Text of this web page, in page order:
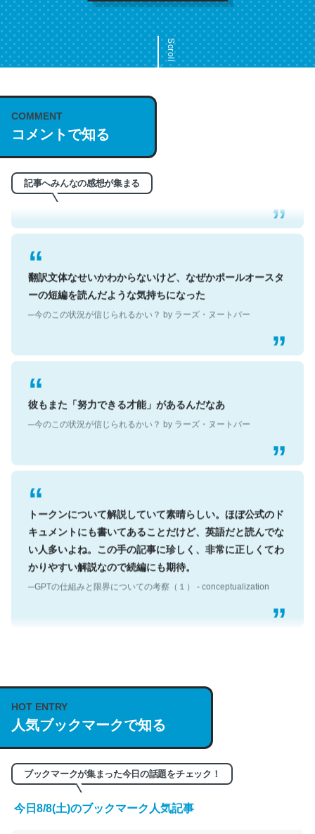
Scroll
COMMENT
コメントで知る
記事へみんなの感想が集まる
これは名文。彼はとてもクレバーなんだろうなと凄く思
う。英語少しでも読める人は原文もお勧め。自分はこの流
れ好き。Let’s Fucking Go. Then Covid hit. Shit.
─今のこの状況が信じられるかい？ by ラーズ・ヌートバー
翻訳文体なせいかわからないけど、なぜかポールオースタ
ーの短編を読んだような気持ちになった
─今のこの状況が信じられるかい？ by ラーズ・ヌートバー
彼もまた「努力できる才能」があるんだなあ
─今のこの状況が信じられるかい？ by ラーズ・ヌートバー
トークンについて解説していて素晴らしい。ほぼ公式のド
キュメントにも書いてあることだけど、英語だと読んでな
い人多いよね。この手の記事に珍しく、非常に正しくてわ
かりやすい解説なので続編にも期待。
─GPTの仕組みと限界についての考察（１） - conceptualization
説してる記事が少ないので貴重な良記事。/続編来た
https://isobe324649.hatenablog.com/entry/2023/03/27
/064121
─GPTの仕組みと限界についての考察（１） - conceptualization
HOT ENTRY
人気ブックマークで知る
ブックマークが集まった今日の話題をチェック！
今日8/8(土)のブックマーク人気記事